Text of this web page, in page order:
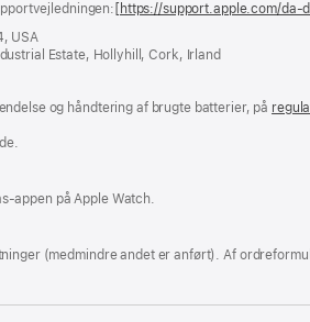
[https://support.apple.com/da-
USA
Estate, Hollyhill, Cork, Irland
og håndtering af brugte batterier, på
appen på Apple Watch.
(medmindre andet er anført). Af